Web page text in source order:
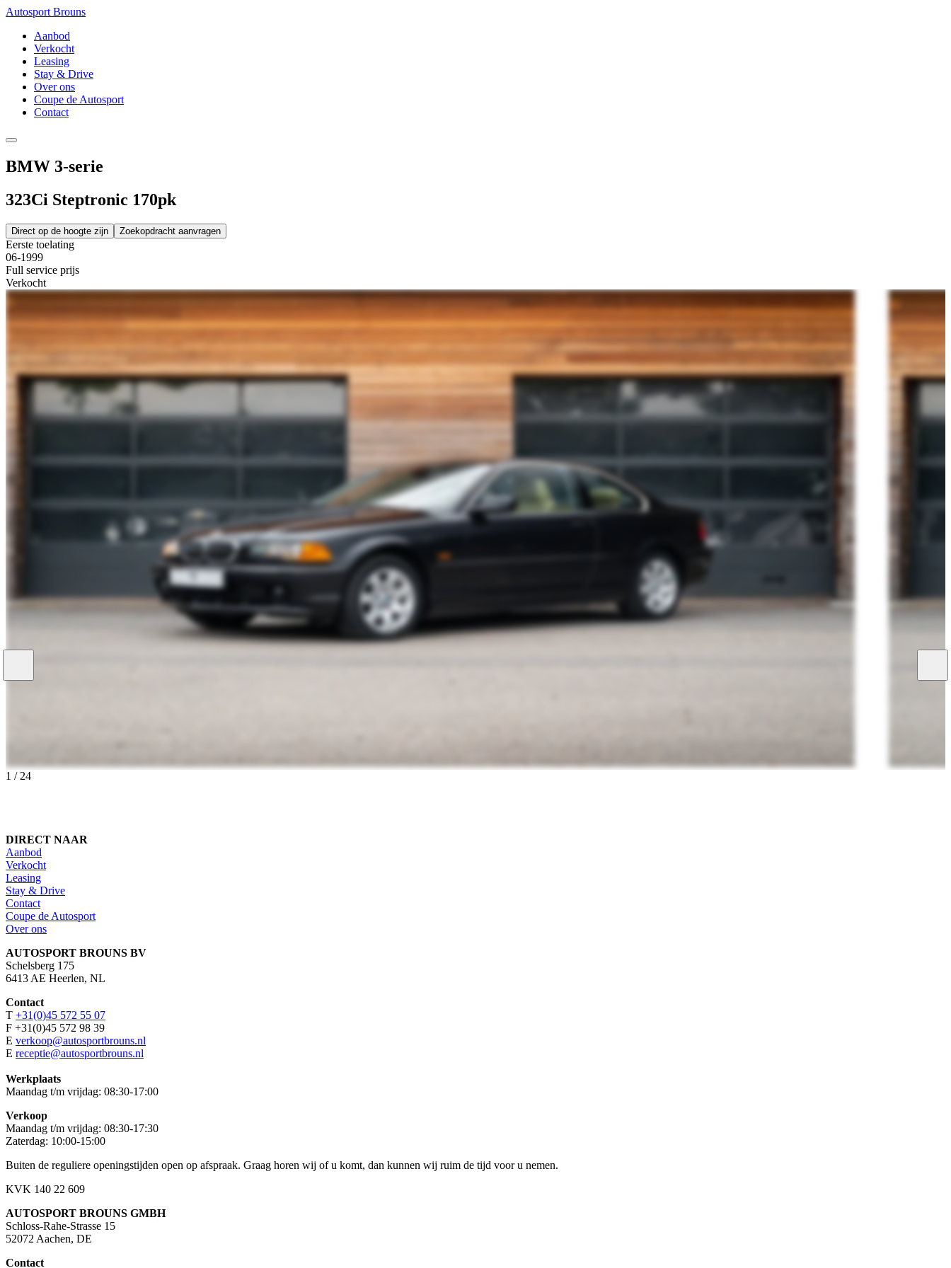
Autosport Brouns
Aanbod
Verkocht
Leasing
Stay & Drive
Over ons
Coupe de Autosport
Contact
BMW 3-serie
323Ci Steptronic 170pk
Direct op de hoogte zijn Zoekopdracht aanvragen
Eerste toelating
06-1999
Full service prijs
Verkocht
1 / 24
DIRECT NAAR
Aanbod
Verkocht
Leasing
Stay & Drive
Contact
Coupe de Autosport
Over ons
AUTOSPORT BROUNS BV
Schelsberg 175
6413 AE Heerlen, NL
Contact
T +31(0)45 572 55 07
F +31(0)45 572 98 39
E verkoop@autosportbrouns.nl
E receptie@autosportbrouns.nl
Werkplaats
Maandag t/m vrijdag: 08:30-17:00
Verkoop
Maandag t/m vrijdag: 08:30-17:30
Zaterdag: 10:00-15:00
Buiten de reguliere openingstijden open op afspraak. Graag horen wij of u komt, dan kunnen wij ruim de tijd voor u nemen.
KVK 140 22 609
AUTOSPORT BROUNS GMBH
Schloss-Rahe-Strasse 15
52072 Aachen, DE
Contact